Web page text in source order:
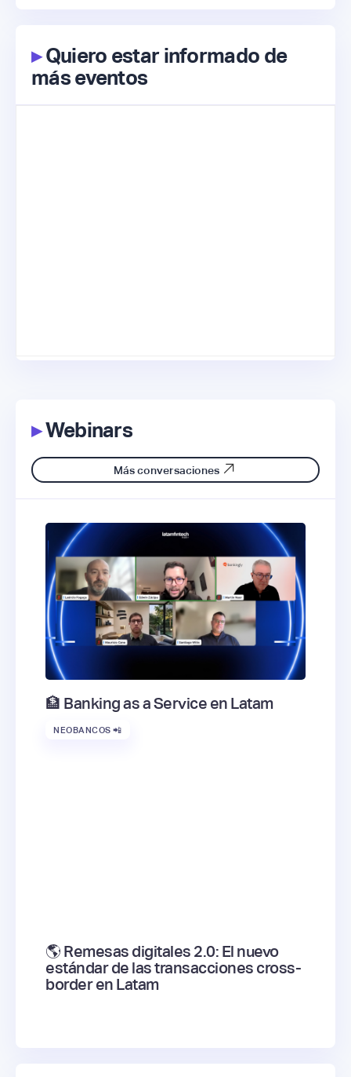
▸Quiero estar informado de
más eventos
▸Webinars
Más conversaciones
🏦 Banking as a Service en Latam
NEOBANCOS 📲
🌎 Remesas digitales 2.0: El nuevo
estándar de las transacciones cross-
border en Latam